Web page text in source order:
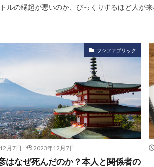
ルの縁起が悪いのか、びっくりするほど人が
フジファブリック
月7日 2023年12月7日
はなぜ死んだのか？本人と関係者の